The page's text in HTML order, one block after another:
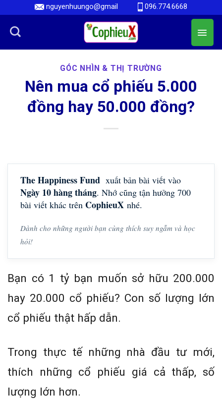
nguyenhuungo@gmail 096.774.6668
GÓC NHÌN & THỊ TRƯỜNG
Nên mua cổ phiếu 5.000
đồng hay 50.000 đồng?
The Happiness Fund xuất bản bài viết vào
Ngày 10 hàng tháng. Nhớ cũng tận hưởng 700
bài viết khác trên CophieuX nhé.
Dành cho những người bạn cùng thích suy ngẫm và học
hỏi!
Bạn có 1 tỷ bạn muốn sở hữu 200.000
hay 20.000 cổ phiếu? Con số lượng lớn
cổ phiếu thật hấp dẫn.
Trong thực tế những nhà đầu tư mới,
thích những cổ phiếu giá cả thấp, số
lượng lớn hơn.